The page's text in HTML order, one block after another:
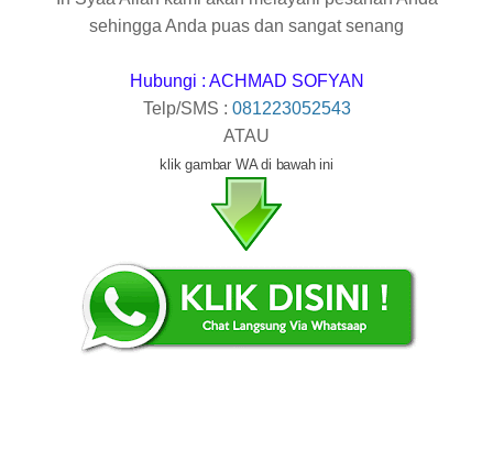
sehingga Anda puas dan sangat senang
Hubungi : ACHMAD SOFYAN
Telp/SMS : 081223052543
ATAU
klik gambar WA di bawah ini